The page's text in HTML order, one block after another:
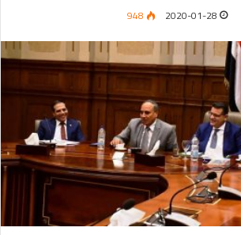
2020-01-28
948